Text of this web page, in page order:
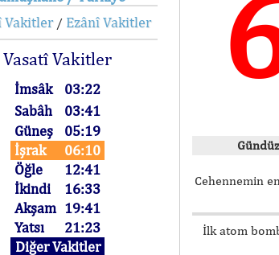
Vakitler/ Ezânî Vakitler
Vasatî Vakitler
İmsâk
03:22
Sabâh
03:41
Güneş
05:19
İşrak
06:10
Öğle
12:41
İkindi
16:33
Akşam 19:41
Yatsı
21:23
Diğer Vakitler
Cehennemin
İlk atom